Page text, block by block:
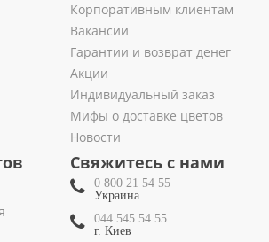
Корпоративным клиентам
Вакансии
Гарантии и возврат денег
Акции
Индивидуальный заказ
Мифы о доставке цветов
Новости
Свяжитесь с нами
0 800 21 54 55
Украина
044 545 54 55
г. Киев